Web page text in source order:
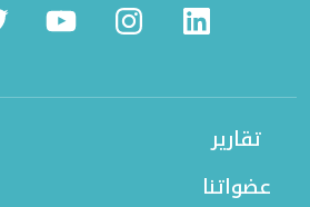
YoutubeInstagramLinkedin
تقارير
عضواتنا